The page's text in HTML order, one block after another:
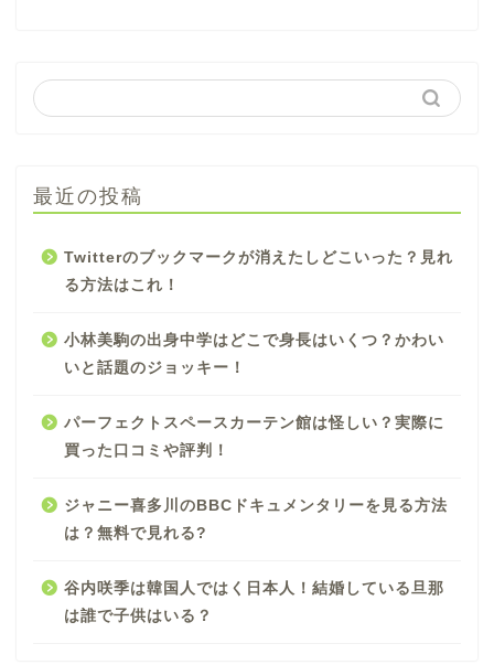
最近の投稿
Twitterのブックマークが消えたしどこいった？見れ
る方法はこれ！
小林美駒の出身中学はどこで身長はいくつ？かわい
いと話題のジョッキー！
パーフェクトスペースカーテン館は怪しい？実際に
買った口コミや評判！
ジャニー喜多川のBBCドキュメンタリーを見る方法
は？無料で見れる?
谷内咲季は韓国人ではく日本人！結婚している旦那
は誰で子供はいる？